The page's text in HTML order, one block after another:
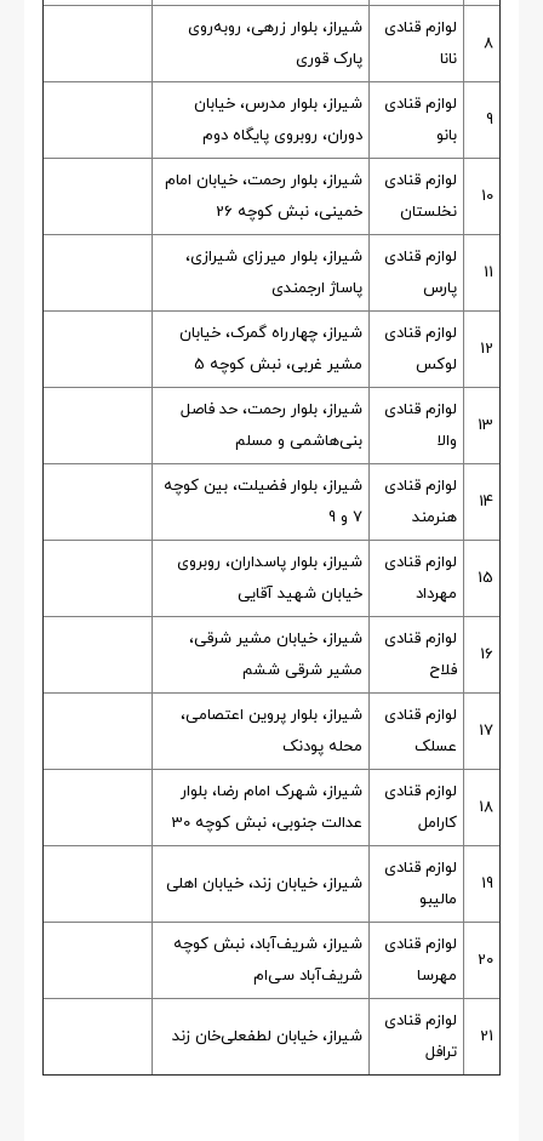
8
لوازم قنادی
نانا
شیراز، بلوار زرهی، روبه‌روی
پارک قوری
9
لوازم قنادی
بانو
شیراز، بلوار مدرس، خیابان
دوران، روبروی پایگاه دوم
10
لوازم قنادی
نخلستان
شیراز، بلوار رحمت، خیابان امام
خمینی، نبش کوچه 26
11
لوازم قنادی
پارس
شیراز، بلوار میرزای شیرازی،
پاساژ ارجمندی
12
لوازم قنادی
لوکس
شیراز، چهارراه گمرک، خیابان
مشیر غربی، نبش کوچه 5
13
لوازم قنادی
والا
شیراز، بلوار رحمت، حد فاصل
بنی‌هاشمی و مسلم
14
لوازم قنادی
هنرمند
شیراز، بلوار فضیلت، بین کوچه
7 و 9
15
لوازم قنادی
مهرداد
شیراز، بلوار پاسداران، روبروی
خیابان شهید آقایی
16
لوازم قنادی
فلاح
شیراز، خیابان مشیر شرقی،
مشیر شرقی ششم
17
لوازم قنادی
عسلک
شیراز، بلوار پروین اعتصامی،
محله پودنک
18
لوازم قنادی
کارامل
شیراز، شهرک امام رضا، بلوار
عدالت جنوبی، نبش کوچه 30
19
لوازم قنادی
مالیبو
شیراز، خیابان زند، خیابان اهلی
20
لوازم قنادی
مهرسا
شیراز، شریف‌آباد، نبش کوچه
شریف‌آباد سی‌ام
21
لوازم قنادی
ترافل
شیراز، خیابان لطفعلی‌خان زند